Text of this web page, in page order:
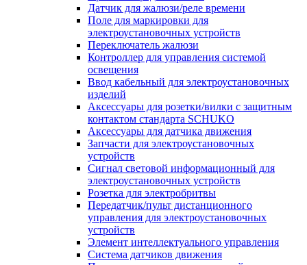
Датчик для жалюзи/реле времени
Поле для маркировки для
электроустановочных устройств
Переключатель жалюзи
Контроллер для управления системой
освещения
Ввод кабельный для электроустановочных
изделий
Аксессуары для розетки/вилки с защитным
контактом стандарта SCHUKO
Аксессуары для датчика движения
Запчасти для электроустановочных
устройств
Сигнал световой информационный для
электроустановочных устройств
Розетка для электробритвы
Передатчик/пульт дистанционного
управления для электроустановочных
устройств
Элемент интеллектуального управления
Система датчиков движения